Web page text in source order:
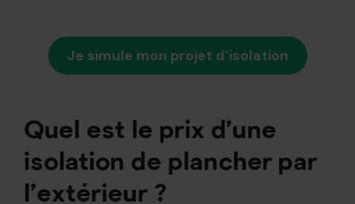
Je simule mon projet d’isolation
Quel est le prix d’une
isolation de plancher par
l’extérieur ?